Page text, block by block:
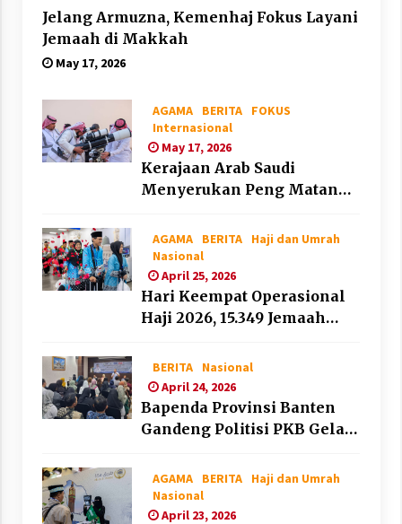
Jelang Armuzna, Kemenhaj Fokus Layani
Jemaah di Makkah
May 17, 2026
AGAMA BERITA
FOKUS
Internasional
May 17, 2026
Kerajaan Arab Saudi
Menyerukan Peng Matan
Minggu
AGAMA BERITA
Haji dan Umrah
Nasional
April 25, 2026
Hari Keempat Operasional
Haji 2026, 15.349 Jemaah
BERITA
Nasional
April 24, 2026
Bapenda Provinsi Banten
Gandeng Politisi PKB Gelar
Pajak Daerah di Kota
Tangerang
AGAMA BERITA
Haji dan Umrah
Nasional
April 23, 2026